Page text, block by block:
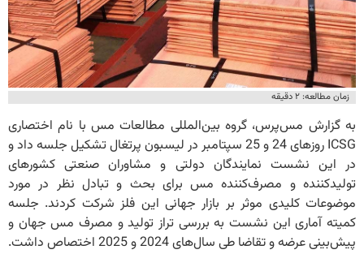
زمان مطالعه: ۲ دقیقه
به گزارش مس‌پرس، گروه بین‌المللی مطالعات مس با نام اختصاری
ICSG روزهای 24 و 25 سپتامبر در لیسبون پرتغال تشکیل جلسه داد و
در این نشست نمایندگان دولتی و مشاوران صنعتی کشورهای
تولیدکننده و مصرف‌کننده مس برای بحث و تبادل نظر در مورد
موضوعات کلیدی موثر بر بازار جهانی این فلز شرکت کردند. جلسه
کمیته آماری این نشست به بررسی تراز تولید و مصرف مس جهان و
پیش‌بینی عرضه و تقاضا طی سال‌های 2024 و 2025 اختصاص داشت.